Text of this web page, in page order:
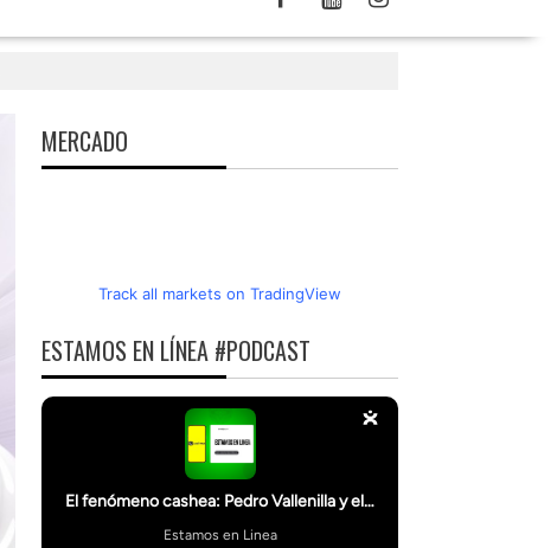
MERCADO
Track all markets on TradingView
ESTAMOS EN LÍNEA #PODCAST